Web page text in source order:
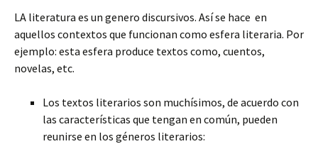
LA literatura es un genero discursivos. Así se hace en
aquellos contextos que funcionan como esfera literaria. Por
ejemplo: esta esfera produce textos como, cuentos,
novelas, etc.
Los textos literarios son muchísimos, de acuerdo con
las características que tengan en común, pueden
reunirse en los géneros literarios: